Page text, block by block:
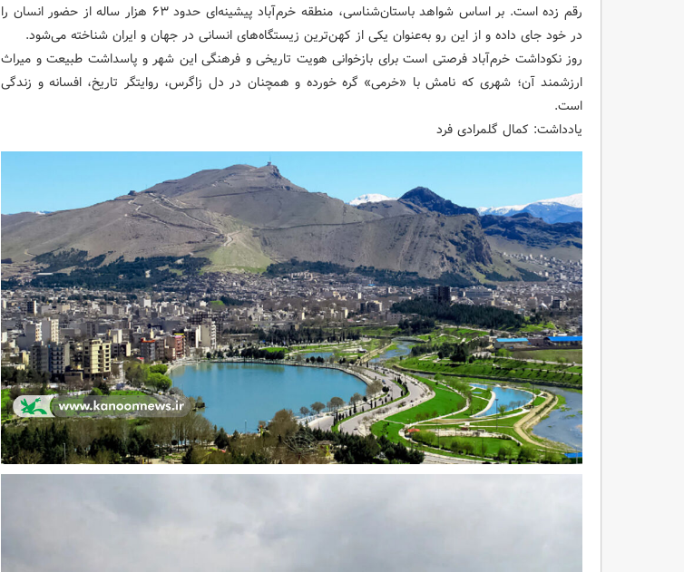
رقم زده است. بر اساس شواهد باستان‌شناسی، منطقه خرم‌آباد پیشینه‌ای حدود ۶۳ هزار ساله از حضور انسان را
در خود جای داده و از این رو به‌عنوان یکی از کهن‌ترین زیستگاه‌های انسانی در جهان و ایران شناخته می‌شود.
روز نکوداشت خرم‌آباد فرصتی است برای بازخوانی هویت تاریخی و فرهنگی این شهر و پاسداشت طبیعت و میراث
ارزشمند آن؛ شهری که نامش با «خرمی» گره خورده و همچنان در دل زاگرس، روایتگر تاریخ، افسانه و زندگی
است.
یادداشت: کمال گلمرادی فرد